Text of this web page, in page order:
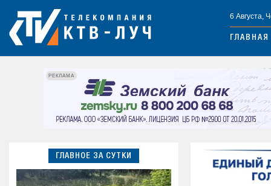
6 Августа,
ГЛАВНАЯ
РЕКЛАМА
ГЛАВНОЕ ЗА СУТКИ